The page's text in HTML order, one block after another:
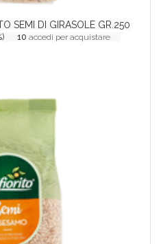
SEMI DI GIRASOLE GR.250
10 accedi per acquistare